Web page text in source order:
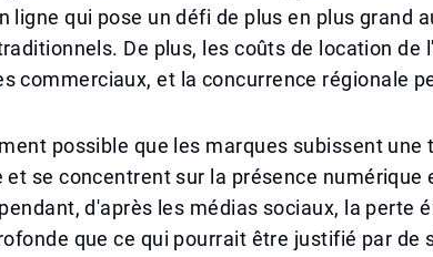
ligne qui pose un défi de plus en plus grand
De plus, les coûts de location de
commerciaux, et la concurrence régionale
possible que les marques subissent une
et se concentrent sur la présence numérique
d'après les médias sociaux, la perte
que ce qui pourrait être justifié par de